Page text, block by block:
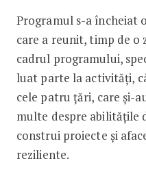
Programul s-a încheiat
care a reunit, timp de
cadrul programului,
luat parte la activități,
cele patru țări, care și-
multe despre abilitățile
construi proiecte și
reziliente.